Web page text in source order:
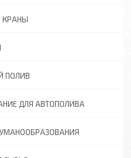
КРАНЫ
ПОЛИВ
ДЛЯ АВТОПОЛИВА